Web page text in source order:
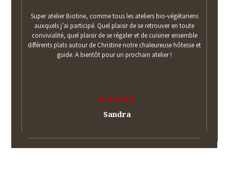
Super atelier Biotine, comme tous les ateliers bio-végétariens
auxquels j’ai participé. Quel plaisir de se retrouver en toute
convivialité, quel plaisir de se régaler et de cuisiner ensemble
différents plats autour de Christine notre chaleureuse hôtesse et
guide. A bientôt pour un prochain atelier !
Sandra